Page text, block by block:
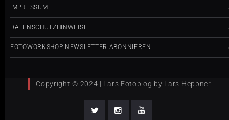
IMPRESSUM
DATENSCHUTZHINWEISE
FOTOWORKSHOP NEWSLETTER ABONNIEREN
Copyright © 2024 | Lars Fotoblog by Lars Heppner